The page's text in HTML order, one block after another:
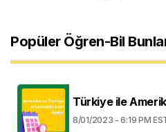
Popüler Öğren-Bil
Türkiye ile
8/01/2023 - 6:19 PM